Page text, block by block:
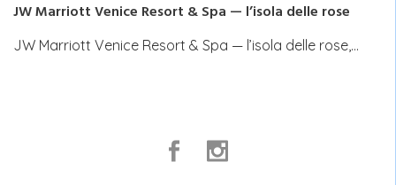
JW Marriott Venice Resort & Spa — l’isola delle rose
JW Marriott Venice Resort & Spa — l’isola delle rose,…